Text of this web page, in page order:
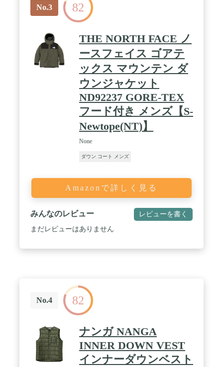
No.3 82
THE NORTH FACE ノ
ースフェイス ゴアテ
ックス マウンテン ダ
ウンジャケット
ND92237 GORE-TEX
フード付き メンズ【S-
Newtope(NT)】
None
ダウン コート メンズ
Amazonで詳しく見る
みんなのレビュー レビューを書く
まだレビューはありません
No.4 82
ナンガ NANGA
INNER DOWN VEST
インナーダウンベスト